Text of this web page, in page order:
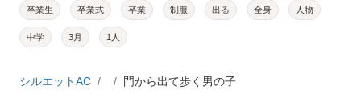
卒業生 卒業式 卒業 制服 出る 全身 人物
中学 3月 1人
シルエットAC 門から出て歩く男の子